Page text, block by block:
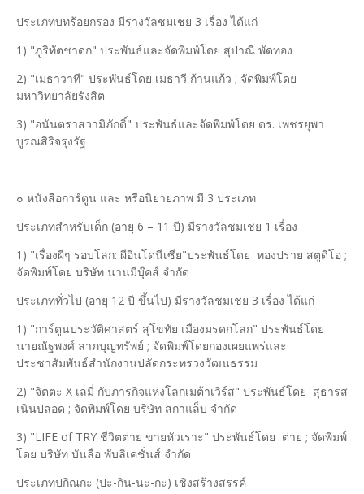
ประเภทบทร้อยกรอง มีรางวัลชมเชย 3 เรื่อง ได้แก่
1) "ภูริทัตชาดก" ประพันธ์และจัดพิมพ์โดย สุปาณี พัดทอง
2) "เมธาวาที" ประพันธ์โดย เมธาวี ก้านแก้ว ; จัดพิมพ์โดย
มหาวิทยาลัยรังสิต
3) "อนันตราสวามิภักดิ์" ประพันธ์และจัดพิมพ์โดย ดร. เพชรยุพา
บูรณสิริจรุงรัฐ
๐ หนังสือการ์ตูน และ หรือนิยายภาพ มี 3 ประเภท
ประเภทสำหรับเด็ก (อายุ 6 – 11 ปี) มีรางวัลชมเชย 1 เรื่อง
1) "เรื่องผีๆ รอบโลก: ผีอินโดนีเซีย"ประพันธ์โดย ทองปราย สตูดิโอ ;
จัดพิมพ์โดย บริษัท นานมีบุ๊คส์ จำกัด
ประเภททั่วไป (อายุ 12 ปี ขึ้นไป) มีรางวัลชมเชย 3 เรื่อง ได้แก่
1) "การ์ตูนประวัติศาสตร์ สุโขทัย เมืองมรดกโลก" ประพันธ์โดย
นายณัฐพงศ์ ลาภบุญทรัพย์ ; จัดพิมพ์โดยกองเผยแพร่และ
ประชาสัมพันธ์สำนักงานปลัดกระทรวงวัฒนธรรม
2) "จิตตะ X เลมี่ กับภารกิจแห่งโลกเมต้าเวิร์ส" ประพันธ์โดย สุธารส
เนินปลอด ; จัดพิมพ์โดย บริษัท สกาแล็บ จำกัด
3) "LIFE of TRY ชีวิตต่าย ขายหัวเราะ" ประพันธ์โดย ต่าย ; จัดพิมพ์
โดย บริษัท บันลือ พับลิเคชั่นส์ จำกัด
ประเภทปกิณกะ (ปะ-กิน-นะ-กะ) เชิงสร้างสรรค์